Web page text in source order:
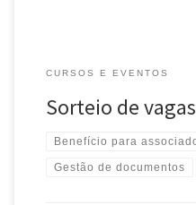
CURSOS E EVENTOS
Sorteio de
Benefício para
Gestão de documentos